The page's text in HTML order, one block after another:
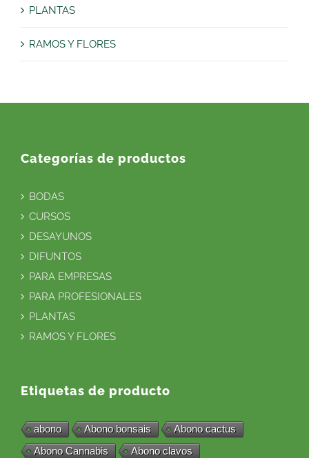
PLANTAS
RAMOS Y FLORES
Categorías de productos
BODAS
CURSOS
DESAYUNOS
DIFUNTOS
PARA EMPRESAS
PARA PROFESIONALES
PLANTAS
RAMOS Y FLORES
Etiquetas de producto
abono Abono bonsais
Abono cactus
Abono Cannabis
Abono clavos